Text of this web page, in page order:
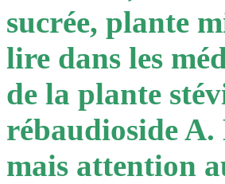
sucrée, plante
lire dans les
de la plante
rébaudioside
mais attention